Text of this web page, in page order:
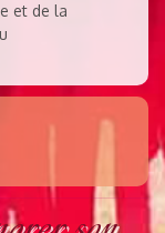
et de la